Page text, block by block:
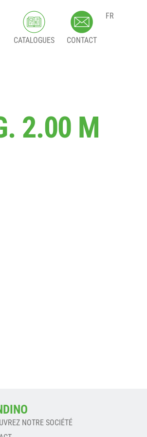
CATALOGUES CONTACT
FR
2.00 M
NOTRE SOCIÉTÉ